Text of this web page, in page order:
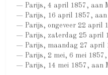
— Parijs, 4 april 1857, aan
— Parijs, 16 april 1857, aan
— Parijs, ongeveer 22 april
— Parijs, zaterdag 25 april
— Parijs, maandag 27 april
— Parijs, 2 mei, 6 mei 1857,
— Parijs, 14 mei 1857, aan